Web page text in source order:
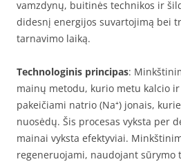
vamzdynų, buitinės technikos ir
didesnį energijos suvartojimą bei
tarnavimo laiką.
Technologinis principas:
mainų metodu, kurio metu kalcio
pakeičiami natrio (Na⁺) jonais,
nuosėdų. Šis procesas vyksta per
mainai vyksta efektyviai.
regeneruojami, naudojant sūrymo